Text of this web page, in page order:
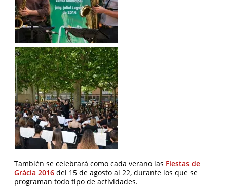
También se celebrará como cada verano las Fiestas de
Gràcia 2016 del 15 de agosto al 22, durante los que se
programan todo tipo de actividades.